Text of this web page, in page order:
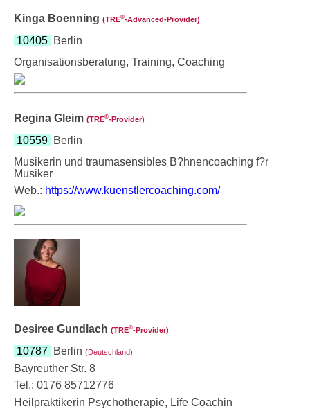
Kinga Boenning (TRE®‑Advanced-Provider)
10405 Berlin
Organisationsberatung, Training, Coaching
Regina Gleim (TRE®‑Provider)
10559 Berlin
Musikerin und traumasensibles B?hnencoaching f?r
Musiker
Web.: https://www.kuenstlercoaching.com/
Desiree Gundlach (TRE®‑Provider)
10787 Berlin (Deutschland)
Bayreuther Str. 8
Tel.: 0176 85712776
Heilpraktikerin Psychotherapie, Life Coachin